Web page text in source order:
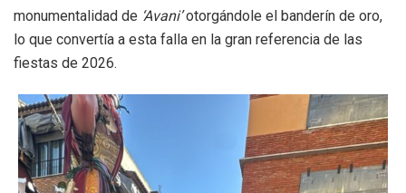
monumentalidad de ‘Avani’otorgándole el banderín de oro,
lo que convertía a esta falla en la gran referencia de las
fiestas de 2026.